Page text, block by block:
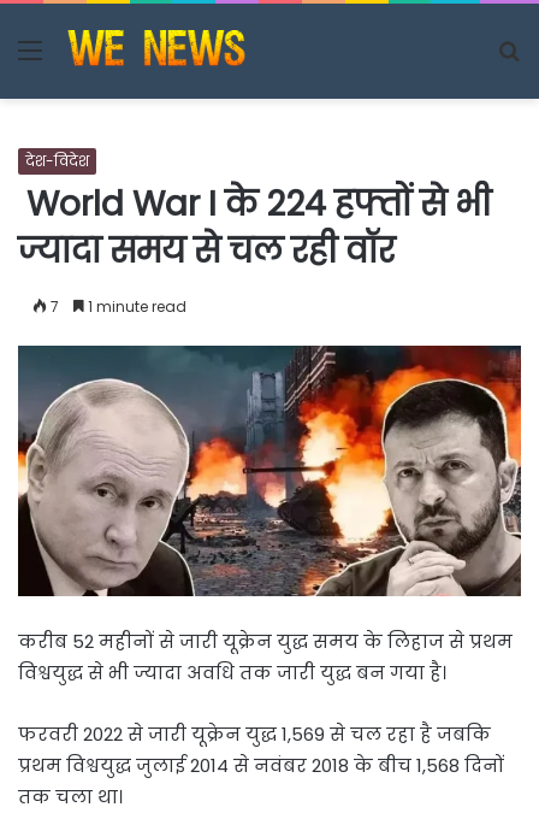
Menu
देश-विदेश
World War I के 224 हफ्तों से भी
ज्यादा समय से चल रही वॉर
7 1 minute read
करीब 52 महीनों से जारी यूक्रेन युद्ध समय के लिहाज से प्रथम
विश्वयुद्ध से भी ज्यादा अवधि तक जारी युद्ध बन गया है।
फरवरी 2022 से जारी यूक्रेन युद्ध 1,569 से चल रहा है जबकि
प्रथम विश्वयुद्ध जुलाई 2014 से नवंबर 2018 के बीच 1,568 दिनों
तक चला था।